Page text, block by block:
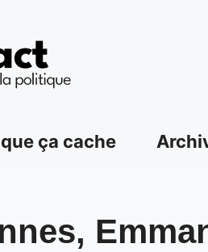
ça cache